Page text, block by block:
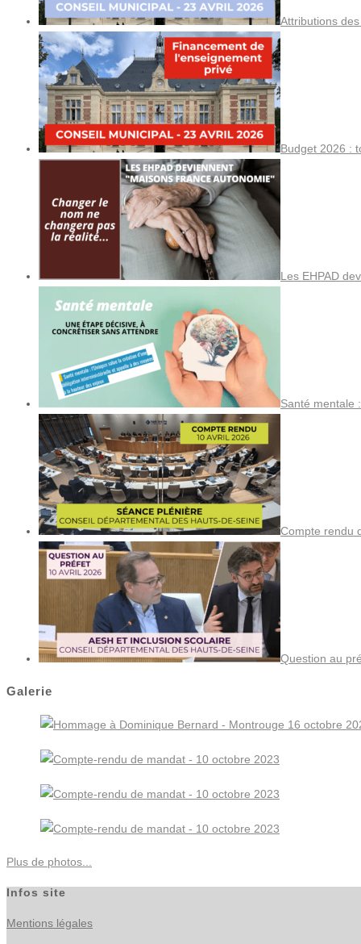
Attributions
Budget 2026 :
Les EHPAD
Santé mentale
Compte rendu
Question au
Galerie
Plus de photos...
Infos site
Mentions légales